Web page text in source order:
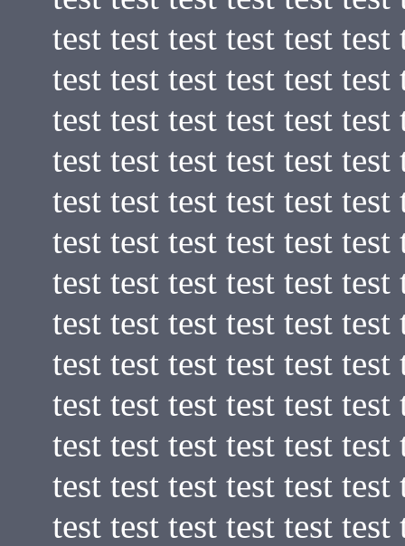
test test test test test
test test test test test
test test test test test
test test test test test
test test test test test
test test test test test
test test test test test
test test test test test
test test test test test
test test test test test
test test test test test
test test test test test
test test test test test